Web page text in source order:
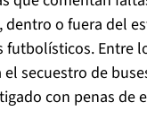
o fuera del
Entre
secuestro de
con penas de